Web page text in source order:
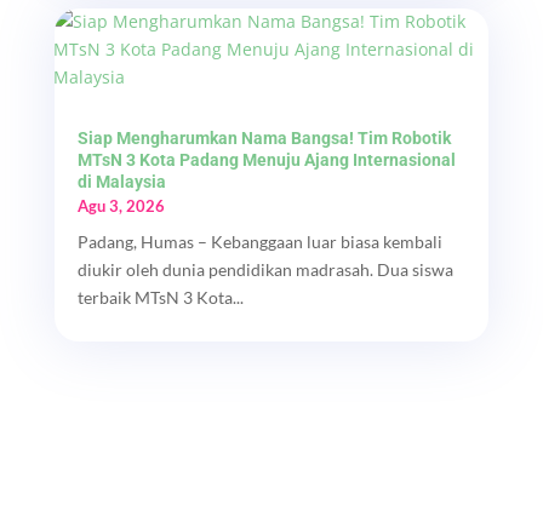
Siap Mengharumkan Nama Bangsa! Tim Robotik
MTsN 3 Kota Padang Menuju Ajang Internasional
di Malaysia
Agu 3, 2026
Padang, Humas – Kebanggaan luar biasa kembali
diukir oleh dunia pendidikan madrasah. Dua siswa
terbaik MTsN 3 Kota...